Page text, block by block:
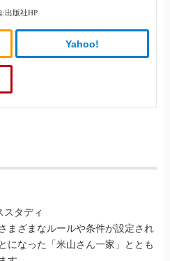
:出版社HP
Yahoo!
スタディ
まざまなルールや条件が設定され
になった「米山さん一家」ととも